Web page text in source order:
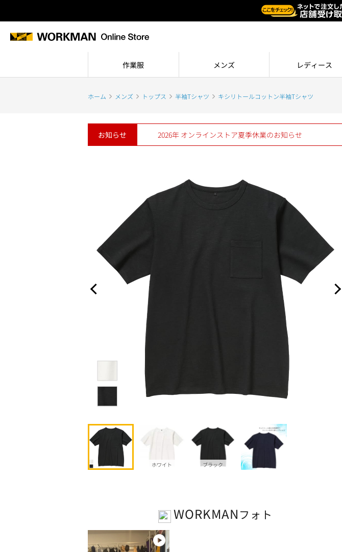
作業服 メンズ レディース
ホーム メンズ トップス 半袖Tシャツ キシリトールコットン半袖Tシャツ
お知らせ 2026年 オンラインストア夏季休業のお知らせ
ホワイト ブラック
WORKMAN フォト